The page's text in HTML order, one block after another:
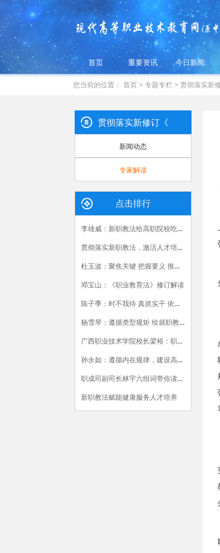
首页 重要资讯 今日新闻
您当前的位置：首页 >专题专栏 >贯彻落实新
贯彻落实新修订《中华人民共
新闻动态
专家解读
点击排行
李雄威：新职教法给高职院校吃下定心丸，注入新动能
贯彻落实新职教法，激活人才培养新动能
杜玉波：聚焦关键 把握要义 推动职业教育高质量发展
邓宝山：《职业教育法》修订解读
陈子季：时不我待 真抓实干 依法加快推进职业教育高质量发展
杨雪琴：遵循类型规矩 绘就职教方圆
广西职业技术学院校长梁裕：职业教育发展有更广阔的空间
孙永如：遵循内在规律，建设高职强校
职成司副司长林宇六组词带你读懂新职教法
新职教法赋能健康服务人才培养